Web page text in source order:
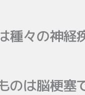
種々の神経
のは脳梗塞